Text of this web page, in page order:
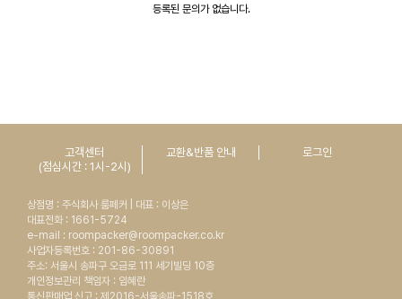
등록된 문의가 없습니다.
고객센터
(점심시간 : 1시-2시)
교환&반품 안내 로그인
상점명 : 주식회사 룸페커 | 대표 : 이상은
대표전화 : 1661-5724
e-mail : roompacker@roompacker.co.kr
사업자등록번호 : 201-86-30891
주소: 서울시 송파구 오금로 111 세기빌딩 10층
개인정보관리 책임자 : 임혜란
통신판매업 신고 : 제2016-서울송파-1518호